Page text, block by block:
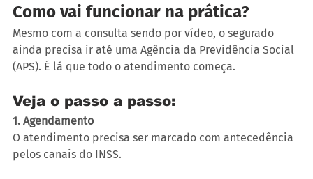
Como vai funcionar na prática?
Mesmo com a consulta sendo por vídeo, o segurado
ainda precisa ir até uma Agência da Previdência Social
(APS). É lá que todo o atendimento começa.
Veja o passo a passo:
1. Agendamento
O atendimento precisa ser marcado com antecedência
pelos canais do INSS.